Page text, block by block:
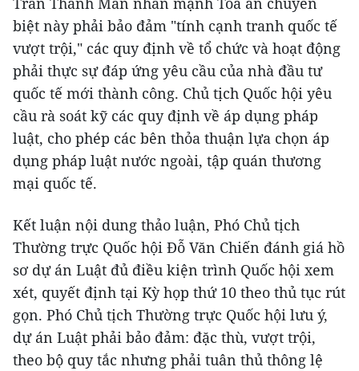
biệt này phải bảo đảm "tính cạnh tranh quốc tế
vượt trội," các quy định về tổ chức và hoạt động
phải thực sự đáp ứng yêu cầu của nhà đầu tư
quốc tế mới thành công. Chủ tịch Quốc hội yêu
cầu rà soát kỹ các quy định về áp dụng pháp
luật, cho phép các bên thỏa thuận lựa chọn áp
dụng pháp luật nước ngoài, tập quán thương
mại quốc tế.
Kết luận nội dung thảo luận, Phó Chủ tịch
Thường trực Quốc hội Đỗ Văn Chiến đánh giá hồ
sơ dự án Luật đủ điều kiện trình Quốc hội xem
xét, quyết định tại Kỳ họp thứ 10 theo thủ tục rút
gọn. Phó Chủ tịch Thường trực Quốc hội lưu ý,
dự án Luật phải bảo đảm: đặc thù, vượt trội,
theo bộ quy tắc nhưng phải tuân thủ thông lệ